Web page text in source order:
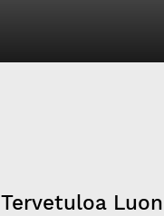
Tervetuloa